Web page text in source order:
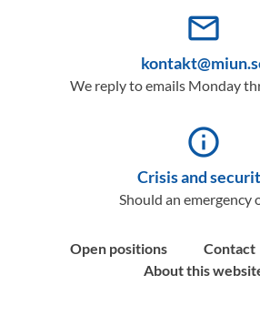
mail_outline
We reply to emails Monday
info_outline
Crisis and
Should an emergency
Open positions Contact
About this